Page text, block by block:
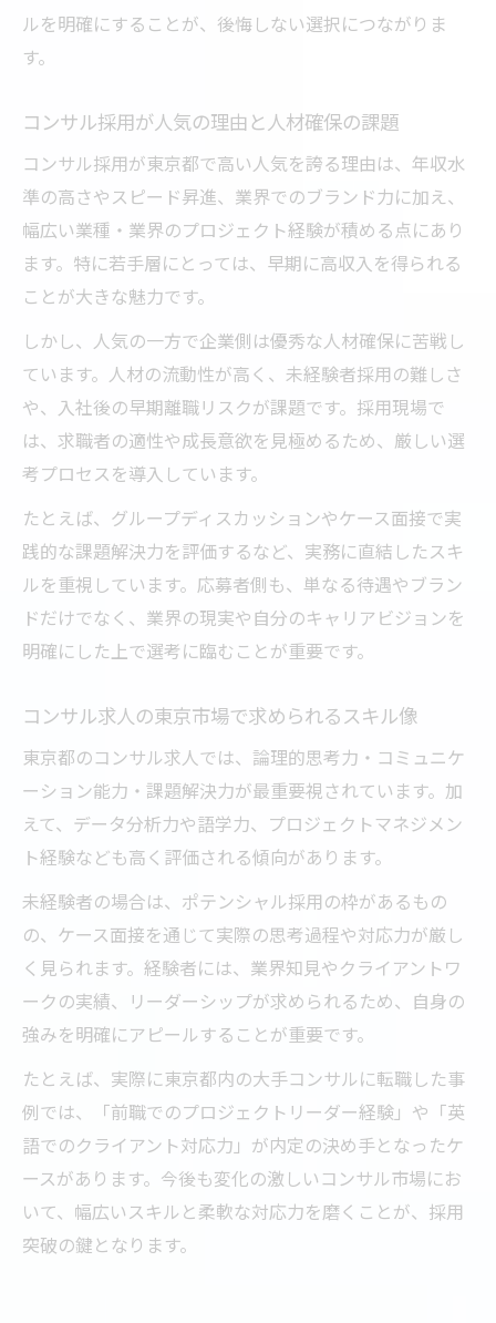
ルを明確にすることが、後悔しない選択につながりま
す。
コンサル採用が人気の理由と人材確保の課題
コンサル採用が東京都で高い人気を誇る理由は、年収水
準の高さやスピード昇進、業界でのブランド力に加え、
幅広い業種・業界のプロジェクト経験が積める点にあり
ます。特に若手層にとっては、早期に高収入を得られる
ことが大きな魅力です。
しかし、人気の一方で企業側は優秀な人材確保に苦戦し
ています。人材の流動性が高く、未経験者採用の難しさ
や、入社後の早期離職リスクが課題です。採用現場で
は、求職者の適性や成長意欲を見極めるため、厳しい選
考プロセスを導入しています。
たとえば、グループディスカッションやケース面接で実
践的な課題解決力を評価するなど、実務に直結したスキ
ルを重視しています。応募者側も、単なる待遇やブラン
ドだけでなく、業界の現実や自分のキャリアビジョンを
明確にした上で選考に臨むことが重要です。
コンサル求人の東京市場で求められるスキル像
東京都のコンサル求人では、論理的思考力・コミュニケ
ーション能力・課題解決力が最重要視されています。加
えて、データ分析力や語学力、プロジェクトマネジメン
ト経験なども高く評価される傾向があります。
未経験者の場合は、ポテンシャル採用の枠があるもの
の、ケース面接を通じて実際の思考過程や対応力が厳し
く見られます。経験者には、業界知見やクライアントワ
ークの実績、リーダーシップが求められるため、自身の
強みを明確にアピールすることが重要です。
たとえば、実際に東京都内の大手コンサルに転職した事
例では、「前職でのプロジェクトリーダー経験」や「英
語でのクライアント対応力」が内定の決め手となったケ
ースがあります。今後も変化の激しいコンサル市場にお
いて、幅広いスキルと柔軟な対応力を磨くことが、採用
突破の鍵となります。